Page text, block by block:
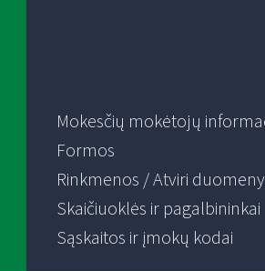
Mokesčių mokėtojų
Formos
Rinkmenos / Atviri
Skaičiuoklės ir pagalbininkai
Sąskaitos ir įmokų kodai